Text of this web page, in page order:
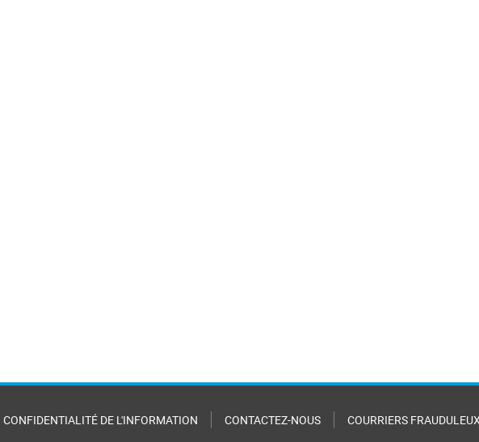
CONFIDENTIALITÉ DE L'INFORMATION CONTACTEZ-NOUS COURRIERS